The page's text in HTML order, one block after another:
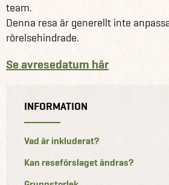
team.
Denna resa är generellt inte
rörelsehindrade.
Se avresedatum här
INFORMATION
Vad är inkluderat?
Kan reseförslaget ändras?